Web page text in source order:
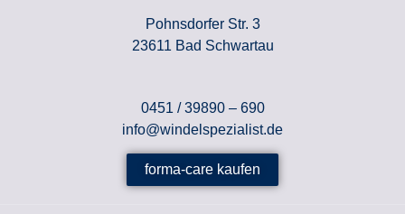
Pohnsdorfer Str. 3
23611 Bad Schwartau
0451 / 39890 – 690
info@windelspezialist.de
forma-care kaufen